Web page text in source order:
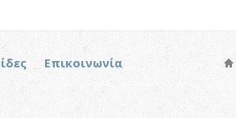
Επικοινωνία